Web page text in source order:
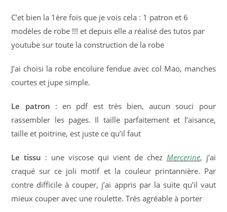
C’et bien la 1ère fois que je vois cela : 1 patron et 6
modèles de robe !!! et depuis elle a réalisé des tutos par
youtube sur toute la construction de la robe
J’ai choisi la robe encolure fendue avec col Mao, manches
courtes et jupe simple.
Le patron : en pdf est très bien, aucun souci pour
rassembler les pages. Il taille parfaitement et l’aisance,
taille et poitrine, est juste ce qu’il faut
Le tissu : une viscose qui vient de chez Mercerine, j’ai
craqué sur ce joli motif et la couleur printannière. Par
contre difficile à couper, j’ai appris par la suite qu’il vaut
mieux couper avec une roulette. Très agréable à porter